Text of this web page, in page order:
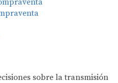
sobre la transmisión